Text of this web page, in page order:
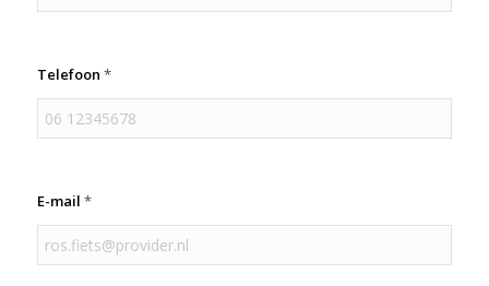
Telefoon *
E-mail *